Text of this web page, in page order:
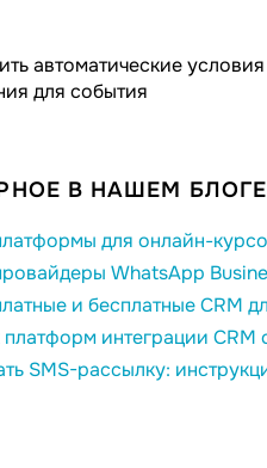
автоматические условия
для события
В НАШЕМ БЛОГЕ
для онлайн-
WhatsApp
и бесплатные CRM
интеграции CRM
SMS-рассылку: